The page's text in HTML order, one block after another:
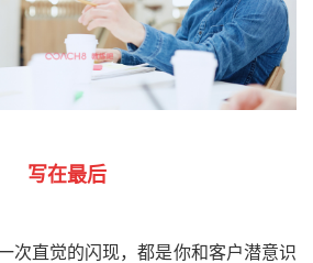
写在最后
次直觉的闪现，都是你和客户潜意识